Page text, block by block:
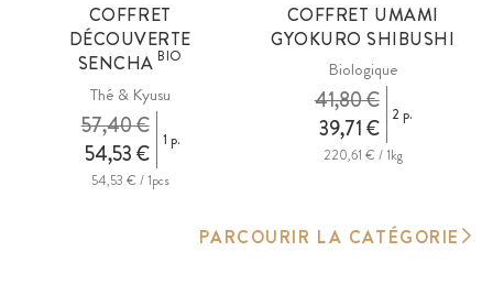
COFFRET
DÉCOUVERTE
SENCHABIO
Thé & Kyusu
54,53 €
57,40 € 1 p.
54,53 € / 1pcs
COFFRET UMAMI
GYOKURO SHIBUSHI
Biologique
39,71 €
41,80 € 2 p.
220,61 € / 1kg
PARCOURIR LA CATÉGORIE